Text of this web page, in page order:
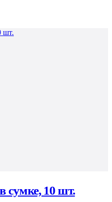
сумке, 10 шт.